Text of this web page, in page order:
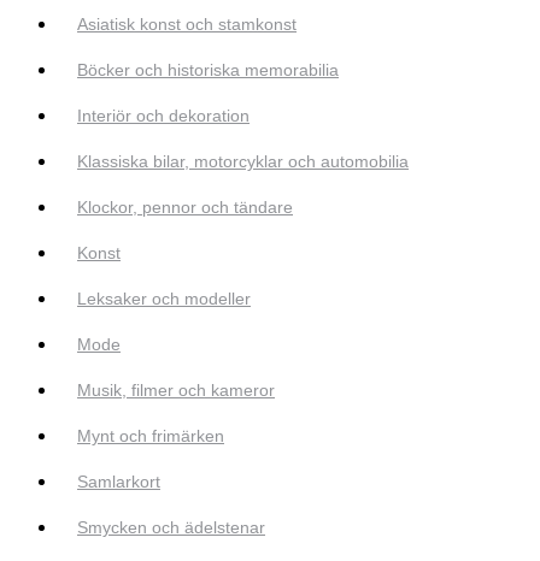
Asiatisk konst och stamkonst
Böcker och historiska memorabilia
Interiör och dekoration
Klassiska bilar, motorcyklar och automobilia
Klockor, pennor och tändare
Konst
Leksaker och modeller
Mode
Musik, filmer och kameror
Mynt och frimärken
Samlarkort
Smycken och ädelstenar